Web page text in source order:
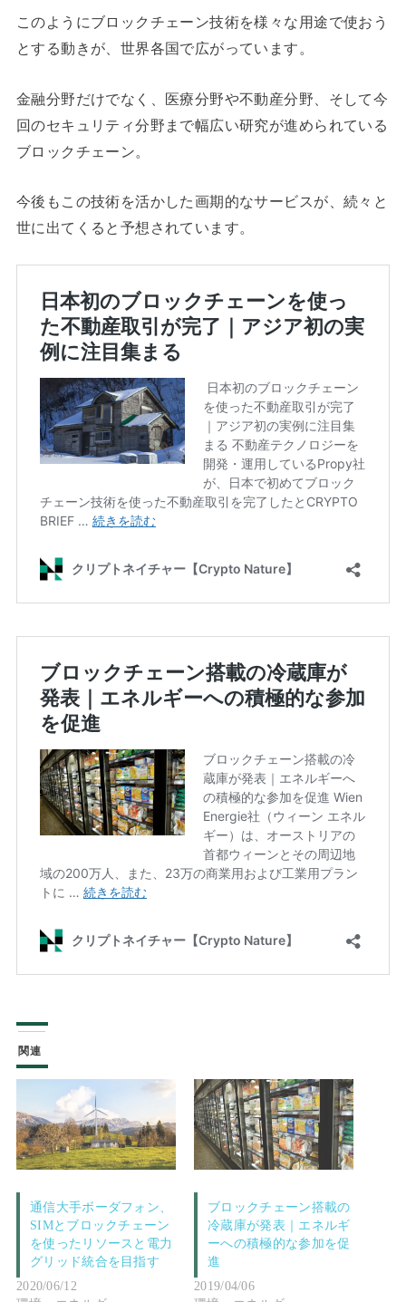
このようにブロックチェーン技術を様々な用途で使おう
とする動きが、世界各国で広がっています。
金融分野だけでなく、医療分野や不動産分野、そして今
回のセキュリティ分野まで幅広い研究が進められている
ブロックチェーン。
今後もこの技術を活かした画期的なサービスが、続々と
世に出てくると予想されています。
関連
通信大手ボーダフォン、
SIMとブロックチェーン
を使ったリソースと電力
グリッド統合を目指す
2020/06/12
ブロックチェーン搭載の
冷蔵庫が発表｜エネルギ
ーへの積極的な参加を促
進
2019/04/06